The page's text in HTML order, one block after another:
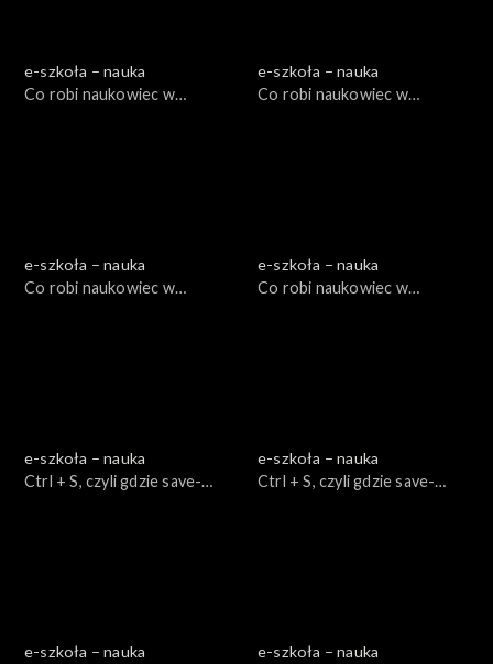
e-szkoła – nauka
Co robi naukowiec w
e-szkoła – nauka
Co robi naukowiec w
e-szkoła – nauka
Co robi naukowiec w
e-szkoła – nauka
Co robi naukowiec w
e-szkoła – nauka
Ctrl + S, czyli gdzie save-
e-szkoła – nauka
Ctrl + S, czyli gdzie save-
e-szkoła – nauka
e-szkoła – nauka